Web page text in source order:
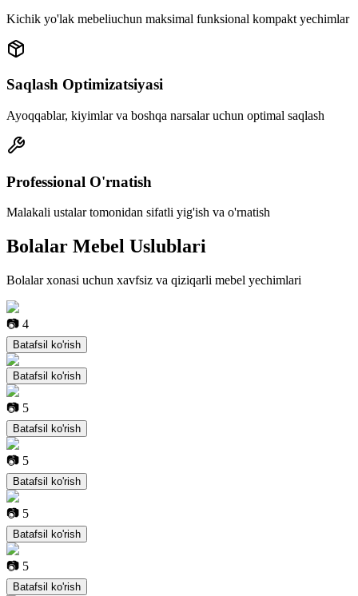
Kichik yo'lak mebeliuchun maksimal funksional kompakt yechimlar
Saqlash Optimizatsiyasi
Ayoqqablar, kiyimlar va boshqa narsalar uchun optimal saqlash
Professional O'rnatish
Malakali ustalar tomonidan sifatli yig'ish va o'rnatish
Bolalar Mebel Uslublari
Bolalar xonasi uchun xavfsiz va qiziqarli mebel yechimlari
📷 4
Batafsil ko'rish
Batafsil ko'rish
📷 5
Batafsil ko'rish
📷 5
Batafsil ko'rish
📷 5
Batafsil ko'rish
📷 5
Batafsil ko'rish